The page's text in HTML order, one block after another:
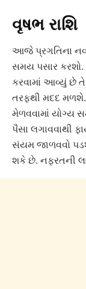
વૃષભ રાશિ
આજે પ્રગતિના નવા
સમય પસાર
કરવામાં આવ્યું છે
તરફથી મદદ મળશે.
મેળવવામાં યોગ્ય
પૈસા લગાવવાથી
સંયમ જાળવવો
શકે છે. નફરતની